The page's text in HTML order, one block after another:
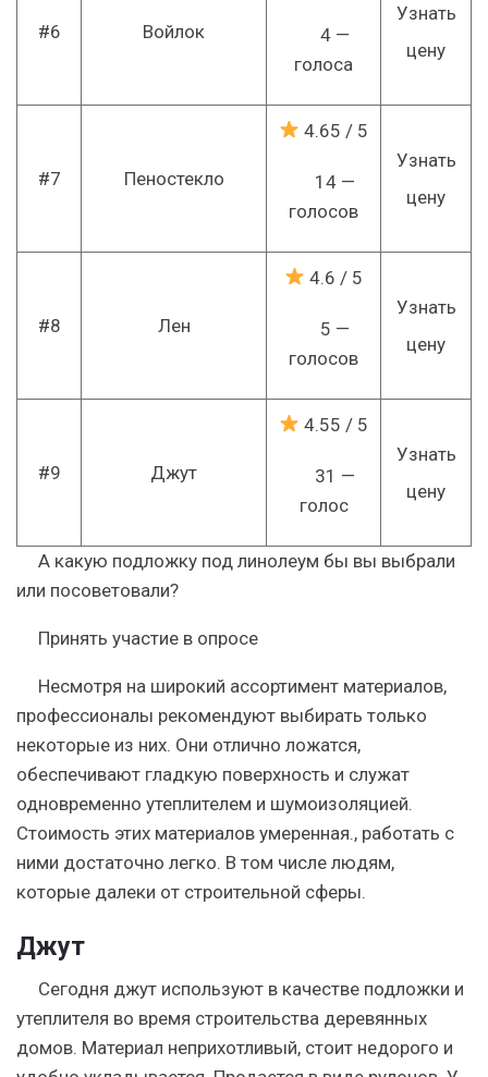
#6 Войлок
4 —
голоса
Узнать
цену
#7 Пеностекло
4.65 / 5
14 —
голосов
Узнать
цену
#8 Лен
4.6 / 5
5 —
голосов
Узнать
цену
#9 Джут
4.55 / 5
31 —
голос
Узнать
цену
А какую подложку под линолеум бы вы выбрали
или посоветовали?
Принять участие в опросе
Несмотря на широкий ассортимент материалов,
профессионалы рекомендуют выбирать только
некоторые из них. Они отлично ложатся,
обеспечивают гладкую поверхность и служат
одновременно утеплителем и шумоизоляцией.
Стоимость этих материалов умеренная., работать с
ними достаточно легко. В том числе людям,
которые далеки от строительной сферы.
Джут
Сегодня джут используют в качестве подложки и
утеплителя во время строительства деревянных
домов. Материал неприхотливый, стоит недорого и